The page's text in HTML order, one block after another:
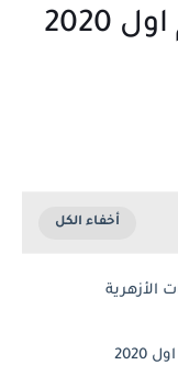
والاعدادية الازهرية ترم اول 2020
الأزهرية